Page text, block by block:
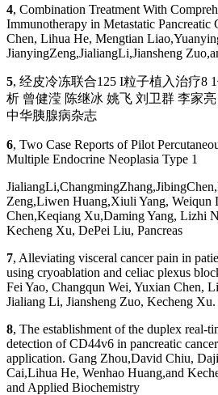
4, Combination Treatment With
Immunotherapy in Metastatic
Chen, Lihua He, Mengtian
JianyingZeng,JialiangLi,Jiansheng
5, 经皮冷冻联合125 I粒子植入治疗8
析 曾健滢 陈继冰 姚飞 刘卫群 李家
中华胰腺病杂志
6, Two Case Reports of Pilot
Multiple Endocrine Neoplasia Type 1
Zeng,Liwen Huang,Xiuli Yang, Weiqun
Chen,Keqiang Xu,Daming Yang, Lizhi
Kecheng Xu, DePei Liu, Pancreas
7, Alleviating visceral cancer pain in
using cryoablation and celiac plexus
Fei Yao, Changqun Wei, Yuxian Chen,
Jialiang Li, Jiansheng Zuo, Kecheng
8, The establishment of the duplex real-
detection of CD44v6 in pancreatic
application. Gang Zhou,David Chiu,
Cai,Lihua He, Wenhao Huang,and
and Applied Biochemistry